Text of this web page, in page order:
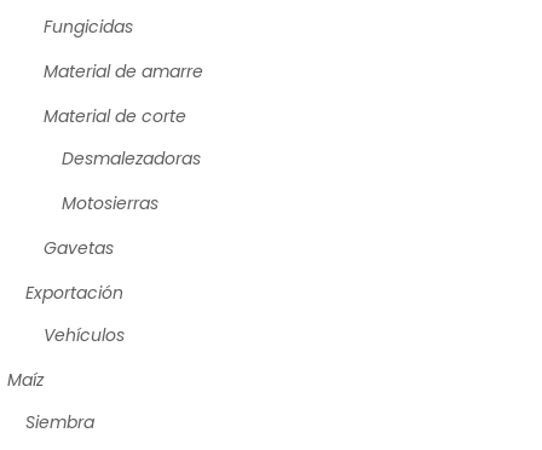
Fungicidas
Material de amarre
Material de corte
Desmalezadoras
Motosierras
Gavetas
Exportación
Vehículos
Maíz
Siembra